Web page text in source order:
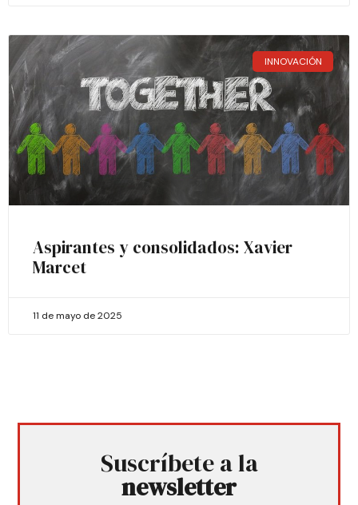
INNOVACIÓN
Aspirantes y consolidados: Xavier
Marcet
11 de mayo de 2025
Suscríbete a la
newsletter